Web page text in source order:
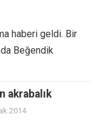
haberi geldi. Bir
Beğendik
akrabalık
2014